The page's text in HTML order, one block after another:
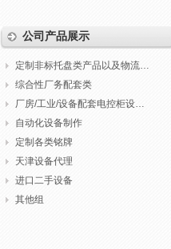
公司产品展示
定制非标托盘类产品以及物流包装
综合性厂务配套类
厂房/工业/设备配套电控柜设计制作调试
自动化设备制作
定制各类铭牌
天津设备代理
进口二手设备
其他组